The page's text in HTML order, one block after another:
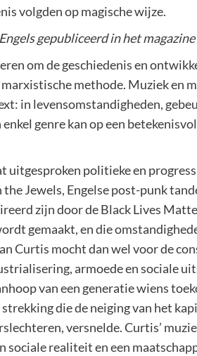
volgden op magische wijze.
gepubliceerd in het magazine
om de geschiedenis en
methode. Muziek en
in levensomstandigheden,
genre kan op een
uitgesproken politieke en
Jewels, Engelse post-punk
zijn door de Black Lives
gemaakt, en die
Curtis mocht dan wel voor de
armoede en sociale
van een generatie wiens
die de neiging van het
versnelde. Curtis’
sociale realiteit en een